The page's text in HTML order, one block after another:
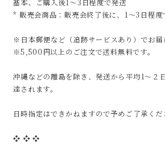
基本、ご購入後1〜3日程度で発送
* 販売会商品：販売会終了後に、1〜3日程度
※日本郵便など（追跡サービスあり）でお届
※5,500円以上のご注文で送料無料です。
沖縄などの離島を除き、発送から平均1〜２
達されます。
日時指定はできかねますので予めご了承くだ
❖ ❖ ❖